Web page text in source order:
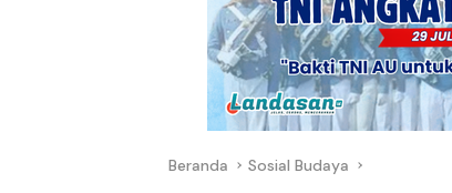
Beranda Sosial Budaya